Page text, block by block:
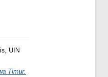
UIN
Timur.